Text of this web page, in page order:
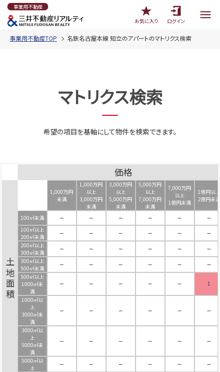
事業用不動産
お気に入り
ログイン
事業用不動産TOP 名鉄名古屋本線 知立のアパートのマトリクス検索
マトリクス検索
希望の項目を基軸にして物件を検索できます。
価格
土地面積
1,000万円
未満
1,000万円
以上
3,000万円
未満
3,000万円
以上
5,000万円
未満
5,000万円
以上
7,000万円
未満
7,000万円
以上
1億円未満
1億円以上
2億円未満
100㎡未満 － － － － －
－
100㎡以上
200㎡未満
－ － － － －
－
200㎡以上
300㎡未満
－ － － － －
－
300㎡以上
500㎡未満
－ － － － －
－
500㎡以上
1000㎡未
満
－ － － － － 1
1000㎡以
上
3000㎡未
満
－ － － － － －
3000㎡以
上
5000㎡未
満
－ － － － － －
5000㎡以
上
－ － － － － －